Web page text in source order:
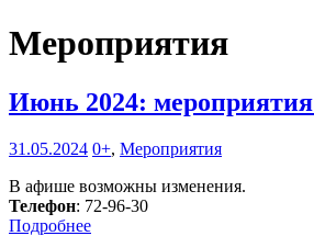
Мероприятия
Июнь 2024: мероприятия
31.05.2024 0+, Мероприятия
В афише возможны изменения.
Телефон: 72-96-30
Подробнее